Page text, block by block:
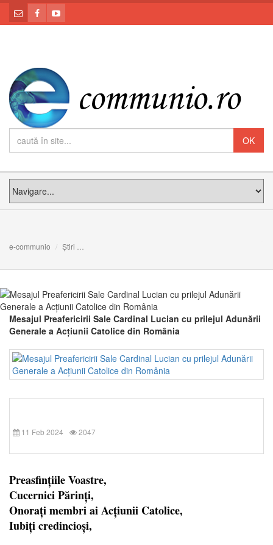
e-communio Știri
Mesajul Preafericirii Sale Cardinal Lucian cu prilejul Adunării
Generale a Acțiunii Catolice din România
11 Feb 2024 2047
Preasfințiile Voastre,
Cucernici Părinți,
Onorați membri ai Acțiunii Catolice,
Iubiți credincioși,